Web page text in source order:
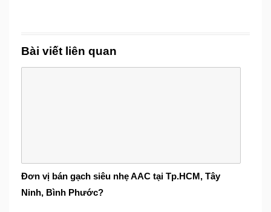
Bài viết liên quan
Đơn vị bán gạch siêu nhẹ AAC tại Tp.HCM, Tây
Ninh, Bình Phước?